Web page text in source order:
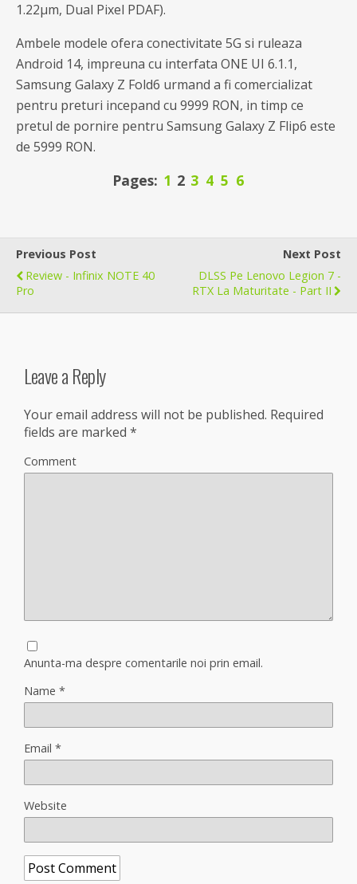
1.22µm, Dual Pixel PDAF).
Ambele modele ofera conectivitate 5G si ruleaza
Android 14, impreuna cu interfata ONE UI 6.1.1,
Samsung Galaxy Z Fold6 urmand a fi comercializat
pentru preturi incepand cu 9999 RON, in timp ce
pretul de pornire pentru Samsung Galaxy Z Flip6 este
de 5999 RON.
Pages: 1 2 3 4 5 6
Previous Post
Review - Infinix NOTE 40
Pro
Next Post
DLSS Pe Lenovo Legion 7 -
RTX La Maturitate - Part II
Leave a Reply
Your email address will not be published. Required
fields are marked *
Comment
Anunta-ma despre comentarile noi prin email.
Name *
Email *
Website